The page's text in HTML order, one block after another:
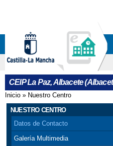
CEIP La Paz, Albacete
Se encuentra
Inicio » Nuestro Centro
NUESTRO CENTRO
Datos de Contacto
Galería Multimedia